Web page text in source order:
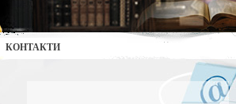
КОНТАКТИ